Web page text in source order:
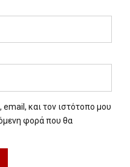
και τον ιστότοπο μου
φορά που θα